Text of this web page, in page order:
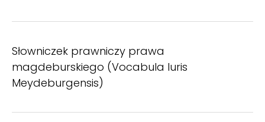
Słowniczek prawniczy prawa
magdeburskiego (Vocabula Iuris
Meydeburgensis)